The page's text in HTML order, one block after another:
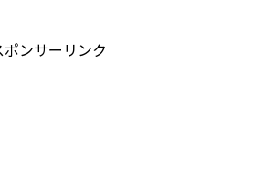
ポンサーリンク